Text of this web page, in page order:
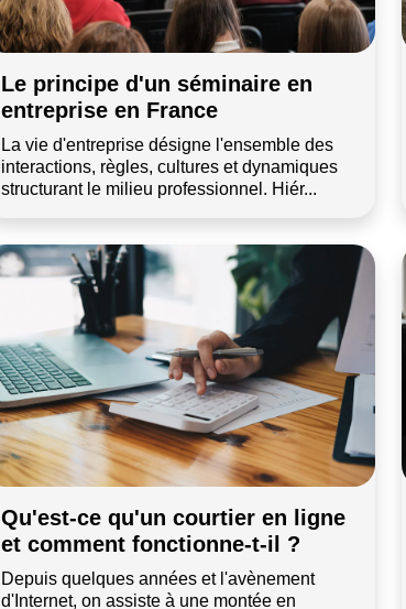
Le principe d'un séminaire en
entreprise en France
La vie d'entreprise désigne l'ensemble des
interactions, règles, cultures et dynamiques
structurant le milieu professionnel. Hiér...
Qu'est-ce qu'un courtier en ligne
et comment fonctionne-t-il ?
Depuis quelques années et l'avènement
d'Internet, on assiste à une montée en